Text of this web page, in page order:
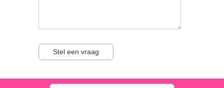
Stel een vraag